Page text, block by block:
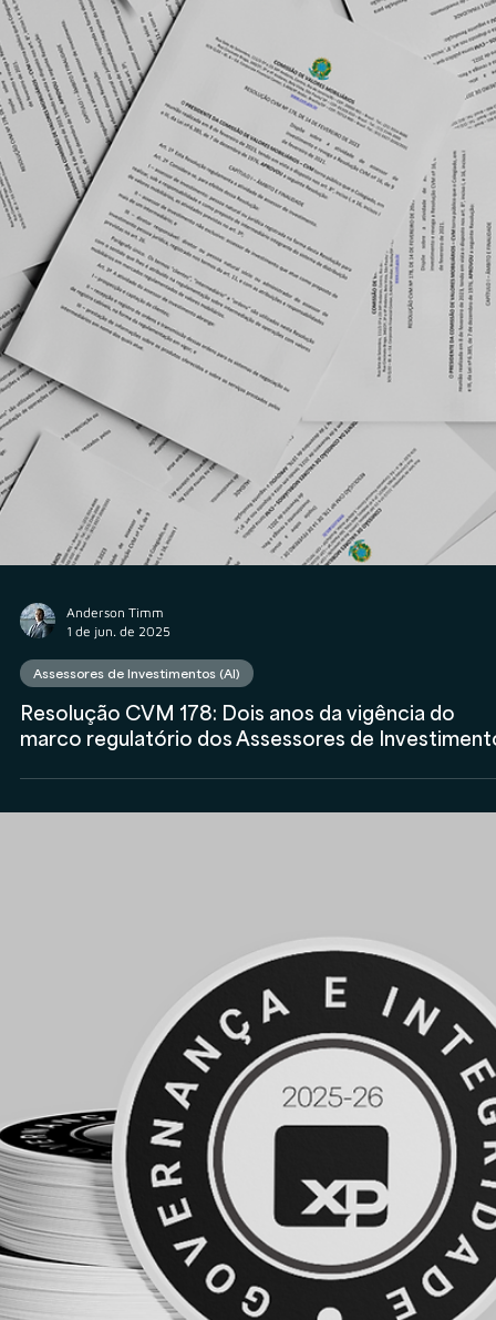
Assessoria, Consultoria, Gestão e Análise de
Mobiliários: posso ter tudo em um só CNPJ?
1 de jun. de 2025
Assessores de Investimentos (AI)
Resolução CVM 178: Dois anos da vigência do
marco regulatório dos Assessores de